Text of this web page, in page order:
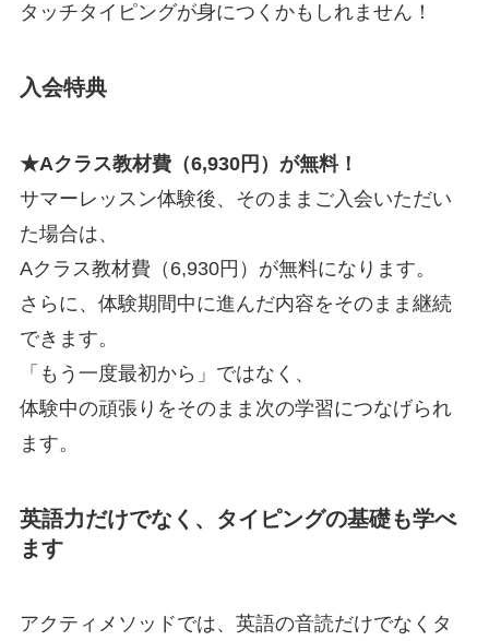
タッチタイピングが身につくかもしれません！
入会特典
★Aクラス教材費（6,930円）が無料！
サマーレッスン体験後、そのままご入会いただい
た場合は、
Aクラス教材費（6,930円）が無料になります。
さらに、体験期間中に進んだ内容をそのまま継続
できます。
「もう一度最初から」ではなく、
体験中の頑張りをそのまま次の学習につなげられ
ます。
英語力だけでなく、タイピングの基礎も学べ
ます
アクティメソッドでは、英語の音読だけでなくタ